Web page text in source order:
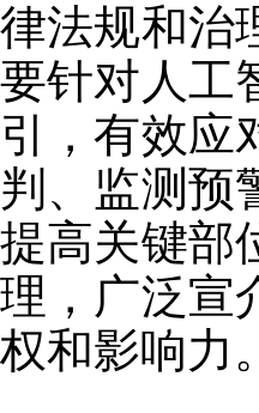
律法规和治
要针对人工
引，有效应
判、监测预
提高关键部
理，广泛宣
权和影响力。